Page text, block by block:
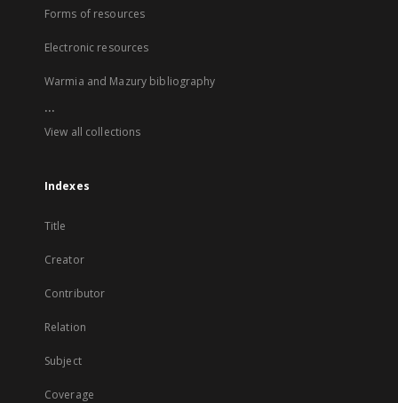
Forms of resources
Electronic resources
Warmia and Mazury bibliography
...
View all collections
Indexes
Title
Creator
Contributor
Relation
Subject
Coverage